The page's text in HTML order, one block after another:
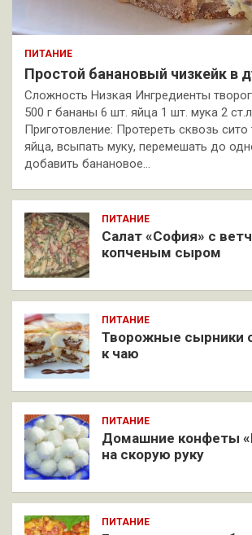
ПИТАНИЕ
Простой банановый чизкейк в
Сложность Низкая Ингредиенты
500 г бананы 6 шт. яйца 1 шт. мука 2
Приготовление: Протереть сквозь сито
яйца, всыпать муку, перемешать до
добавить банановое…
ПИТАНИЕ
Салат «София» с
копченым сыром
ПИТАНИЕ
Творожные сырники
к чаю
ПИТАНИЕ
Домашние конфеты
на скорую руку
ПИТАНИЕ